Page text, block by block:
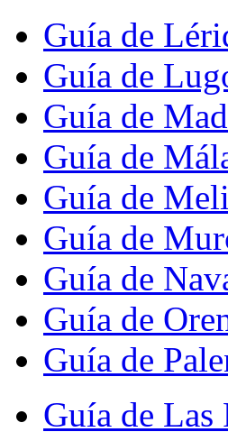
Guía de
Guía de
Guía de
Guía de
Guía de
Guía de
Guía de
Guía de
Guía de
Guía de Las